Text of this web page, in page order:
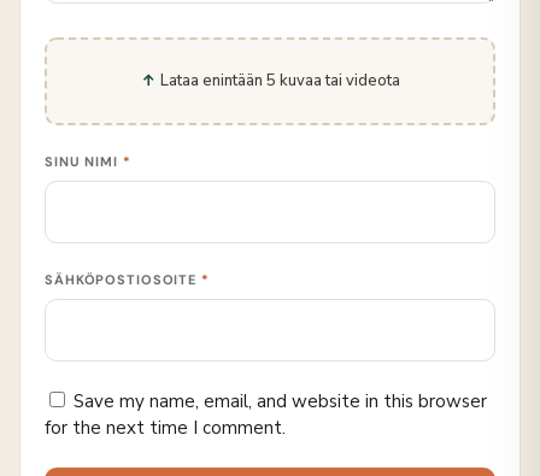
Lataa enintään 5 kuvaa tai videota
SINU NIMI *
SÄHKÖPOSTIOSOITE *
Save my name, email, and website in this browser
for the next time I comment.